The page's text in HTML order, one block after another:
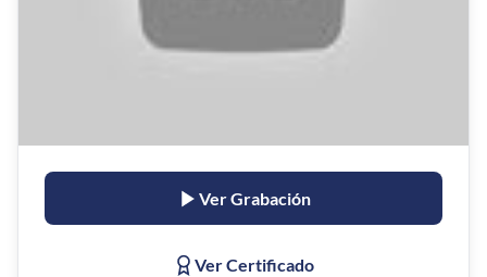
Ver Grabación
Ver Certificado